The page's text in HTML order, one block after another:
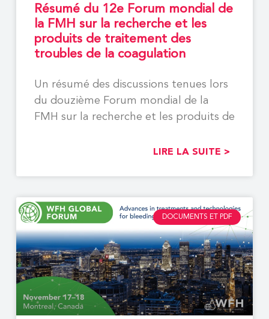
Résumé du 12e Forum mondial de
la FMH sur la recherche et les
produits de traitement des
troubles de la coagulation
Un résumé des discussions tenues lors
du douzième Forum mondial de la
FMH sur la recherche et les produits de
LIRE LA SUITE >
DOCUMENTS ET PDF